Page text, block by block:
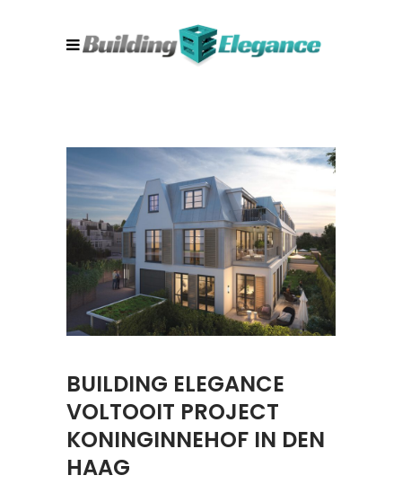
BUILDING ELEGANCE
VOLTOOIT PROJECT
KONINGINNEHOF IN DEN
HAAG